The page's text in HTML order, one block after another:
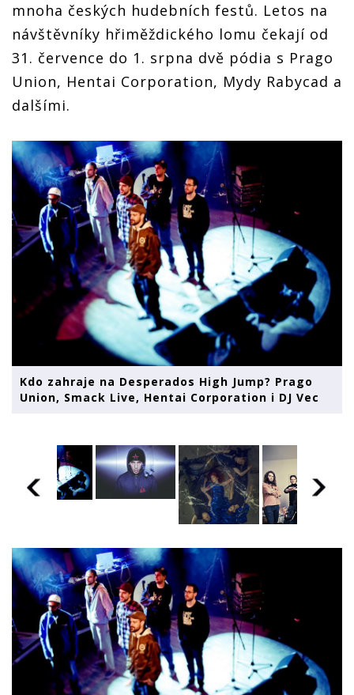
mnoha českých hudebních festů. Letos na
návštěvníky hřiměždického lomu čekají od
31. července do 1. srpna dvě pódia s Prago
Union, Hentai Corporation, Mydy Rabycad a
dalšími.
Kdo zahraje na Desperados High Jump? Prago
Union, Smack Live, Hentai Corporation i DJ Vec